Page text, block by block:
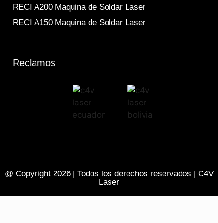
RECI A200 Maquina de Soldar Laser
RECI A150 Maquina de Soldar Laser
Reclamos
@ Copyright 2026 | Todos los derechos reservados | C4V
Laser